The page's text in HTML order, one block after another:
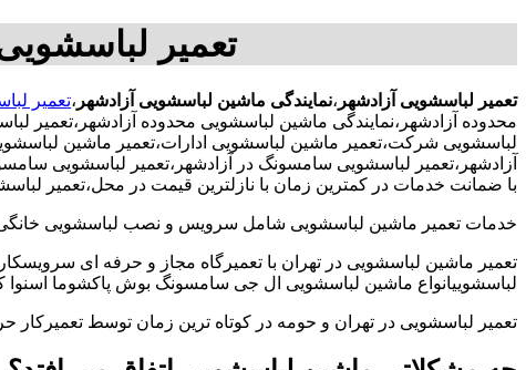
تعمیر
تعمیر لباسشویی آزادشهر ،نمایندگی ماشین لباسشویی آزادشهر ،تعمیر
محدوده آزادشهر،نمایندگی ماشین لباسشویی محدوده آزادشهر،تعمیر
لباسشویی شرکت،تعمیر ماشین لباسشویی ادارات،تعمیر ماشین
آزادشهر،تعمیر لباسشویی سامسونگ در آزادشهر،تعمیر لباسشویی
با ضمانت خدمات در کمترین زمان با نازلترین قیمت در محل،تعمیر
خدمات تعمیر ماشین لباسشویی شامل سرویس و نصب لباسشویی خانگی
تعمیر ماشین لباسشویی در تهران با تعمیرگاه مجاز و حرفه ای
لباسشوییانواع ماشین لباسشویی ال جی سامسونگ بوش پاکشوما اسنوا
تعمیر لباسشویی در تهران و حومه در کوتاه ترین زمان توسط